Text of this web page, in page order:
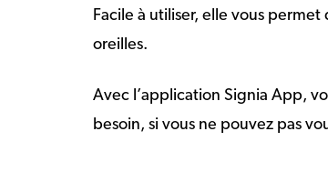
Facile à utiliser, elle vous
oreilles.
Avec l’application Signia App,
besoin, si vous ne pouvez pas